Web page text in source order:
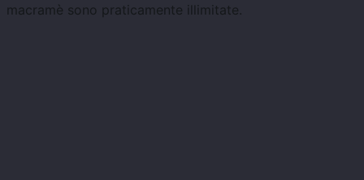
macramè sono praticamente illimitate.